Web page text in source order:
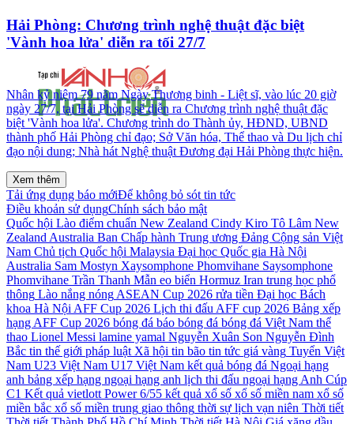
Hải Phòng: Chương trình nghệ thuật đặc biệt
'Vành hoa lửa' diễn ra tối 27/7
Nhân kỷ niệm 79 năm Ngày Thương binh - Liệt sĩ, vào lúc 20 giờ
ngày 27/7, tại Hải Phòng sẽ diễn ra Chương trình nghệ thuật đặc
biệt 'Vành hoa lửa'. Chương trình do Thành ủy, HĐND, UBND
thành phố Hải Phòng chỉ đạo; Sở Văn hóa, Thể thao và Du lịch chỉ
đạo nội dung; Nhà hát Nghệ thuật Đương đại Hải Phòng thực hiện.
Xem thêm
Tải ứng dụng báo mớiĐể không bỏ sót tin tức
Điều khoản sử dụngChính sách bảo mật
Quốc hội Lào điểm chuẩn New Zealand Cindy Kiro Tô Lâm New
Zealand Australia Ban Chấp hành Trung ương Đảng Cộng sản Việt
Nam Chủ tịch Quốc hội Malaysia Đại học Quốc gia Hà Nội
Australia Sam Mostyn Xaysomphone Phomvihane Saysomphone
Phomvihane Trần Thanh Mẫn eo biển Hormuz Iran trung học phổ
thông Lào nắng nóng ASEAN Cup 2026 rửa tiền Đại học Bách
khoa Hà Nội AFF Cup 2026 Lịch thi đấu AFF cup 2026 Bảng xếp
hạng AFF Cup 2026 bóng đá báo bóng đá bóng đá Việt Nam thể
thao Lionel Messi lamine yamal Nguyễn Xuân Son Nguyễn Đình
Bắc tin thế giới pháp luật Xã hội tin bão tin tức giá vàng Tuyển Việt
Nam U23 Việt Nam U17 Việt Nam kết quả bóng đá Ngoại hạng
anh bảng xếp hạng ngoại hạng anh lịch thi đấu ngoại hạng Anh Cúp
C1 Kết quả vietlott Power 6/55 kết quả xổ số xổ số miền nam xổ số
miền bắc xổ số miền trung giao thông thời sự lịch vạn niên Thời tiết